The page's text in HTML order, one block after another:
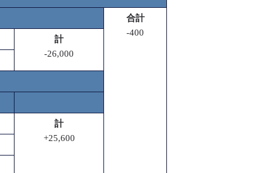
合計
-400
計
-26,000
計
+25,600